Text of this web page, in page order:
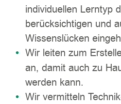
individuellen Lerntyp
berücksichtigen und
Wissenslücken
Wir leiten zum
an, damit auch zu
werden kann.
Wir vermitteln